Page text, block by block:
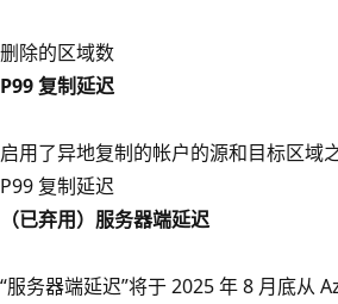
删除的区域数
P99 复制延迟
启用了异地复制的帐户的源和目标区域
P99 复制延迟
（已弃用）服务器端延迟
“服务器端延迟”将于 2025 年 8 月底从